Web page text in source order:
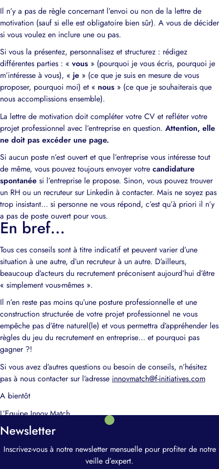
Il n’y a pas de règle concernant l’envoi ou non de la lettre de
motivation (sauf si elle est obligatoire bien sûr). A vous de décider
si vous voulez en inclure une ou pas.
Si vous la présentez, personnalisez et structurez : rédigez
différentes parties : « vous » (pourquoi je vous écris, pourquoi je
m’intéresse à vous), « je » (ce que je suis en mesure de vous
proposer, pourquoi moi) et « nous » (ce que je souhaiterais que
nous accomplissions ensemble).
La lettre de motivation doit compléter votre CV et refléter votre
projet professionnel avec l’entreprise en question. Attention, elle
ne doit pas excéder une page.
Si aucun poste n’est ouvert et que l’entreprise vous intéresse tout
de même, vous pouvez toujours envoyer votre candidature
spontanée si l’entreprise le propose. Sinon, vous pouvez trouver
un RH ou un recruteur sur Linkedin à contacter. Mais ne soyez pas
trop insistant… si personne ne vous répond, c’est qu’à priori il n’y
a pas de poste ouvert pour vous.
En bref...
Tous ces conseils sont à titre indicatif et peuvent varier d’une
situation à une autre, d’un recruteur à un autre. D’ailleurs,
beaucoup d’acteurs du recrutement préconisent aujourd’hui d’être
« simplement vous-mêmes ».
Il n’en reste pas moins qu’une posture professionnelle et une
construction structurée de votre projet professionnel ne vous
empêche pas d’être naturel(le) et vous permettra d’appréhender les
règles du jeu du recrutement en entreprise… et pourquoi pas
gagner ?!
Si vous avez d’autres questions ou besoin de conseils, n’hésitez
pas à nous contacter sur l’adresse innovmatch@f-initiatives.com
A bientôt
L’EquipeInnov.Match
Newsletter
Inscrivez-vous à notre newsletter mensuelle pour profiter de notre
veille d’expert.